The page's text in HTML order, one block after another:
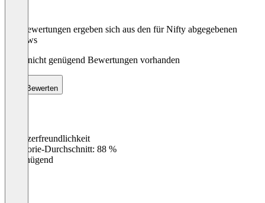
Die Bewertungen ergeben sich aus den für Nifty abgegebenen
Reviews
Noch nicht genügend Bewertungen vorhanden
Bewerten
Benutzerfreundlichkeit
Kategorie-Durchschnitt: 88 %
Ungenügend